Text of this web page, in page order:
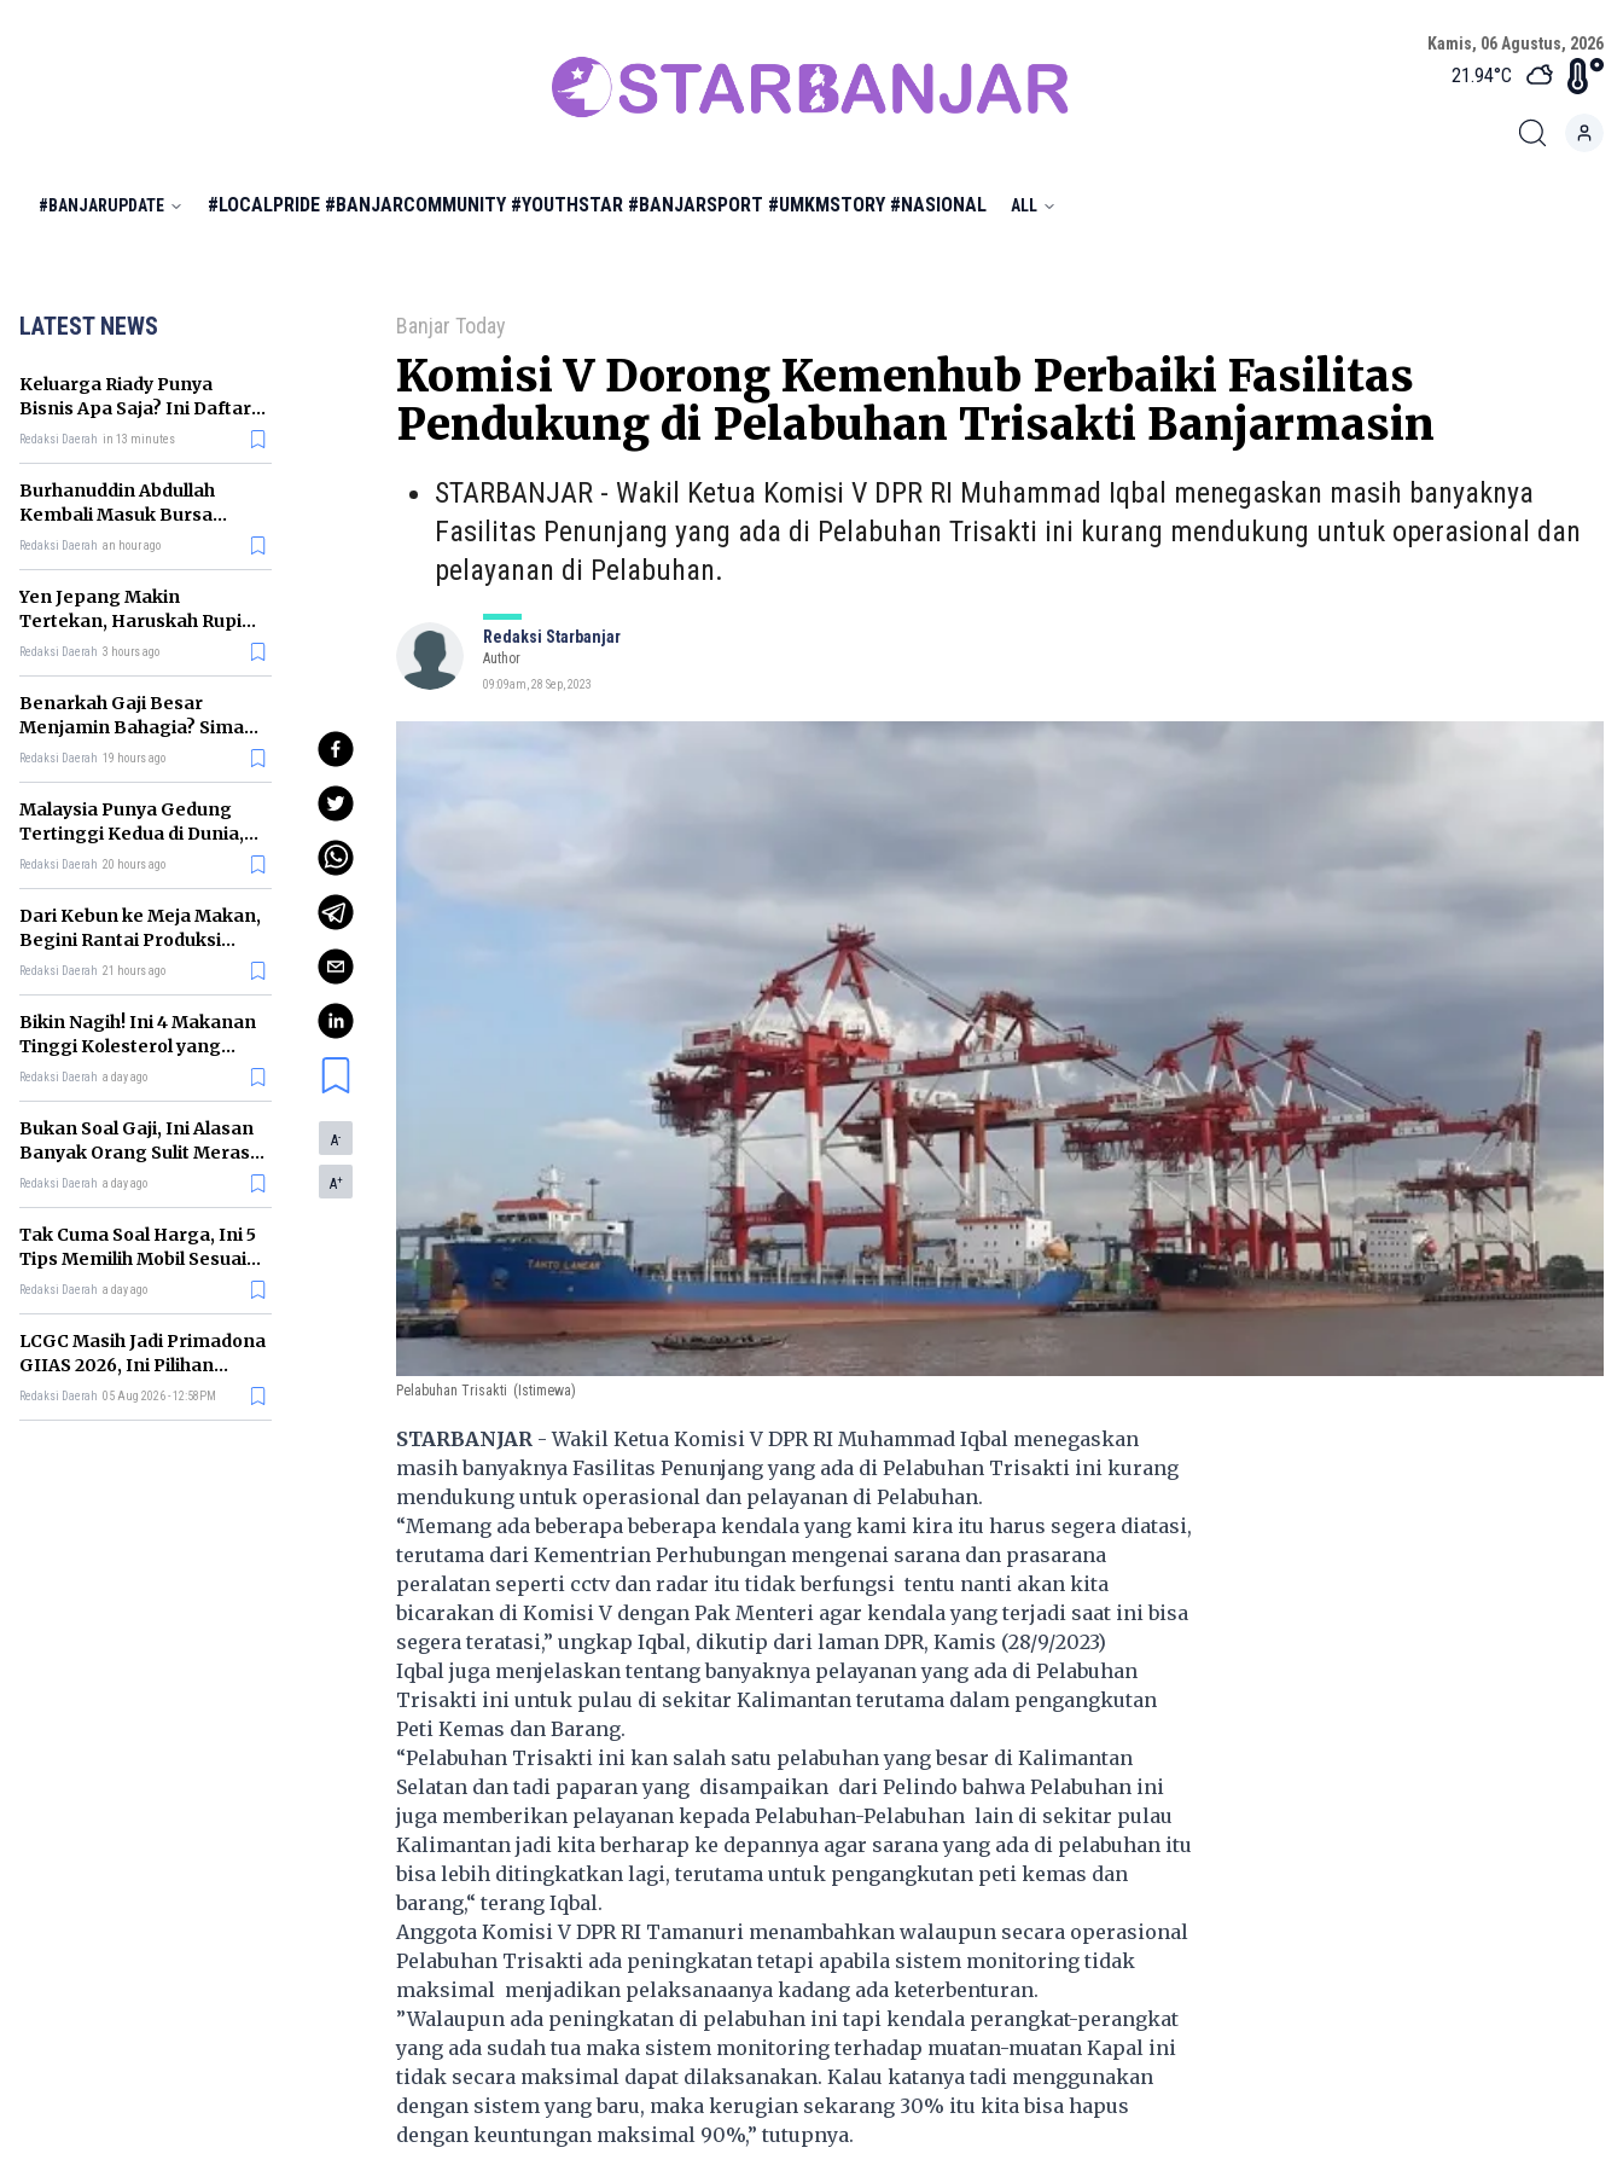
Kamis, 06 Agustus, 2026
21.94°C
#BANJARUPDATE #LOCALPRIDE #BANJARCOMMUNITY #YOUTHSTAR #BANJARSPORT #UMKMSTORY #NASIONAL ALL
LATEST NEWS
Keluarga Riady Punya
Bisnis Apa Saja? Ini Daftar
Kerajaan Usahanya
Redaksi Daerah in 13 minutes
Burhanuddin Abdullah
Kembali Masuk Bursa
Gubernur BI, Ini Rekam
Redaksi Daerah an hour ago
Yen Jepang Makin
Tertekan, Haruskah Rupiah
Ikut Khawatir?
Redaksi Daerah 3 hours ago
Benarkah Gaji Besar
Menjamin Bahagia? Simak
Penjelasan Ilmu Ekonomi
Redaksi Daerah 19 hours ago
Malaysia Punya Gedung
Tertinggi Kedua di Dunia,
Ini Daftar Lengkap 2026
Redaksi Daerah 20 hours ago
Dari Kebun ke Meja Makan,
Begini Rantai Produksi
Sawit di Indonesia
Redaksi Daerah 21 hours ago
Bikin Nagih! Ini 4 Makanan
Tinggi Kolesterol yang
Sebaiknya Dikurangi
Redaksi Daerah a day ago
Bukan Soal Gaji, Ini Alasan
Banyak Orang Sulit Merasa
Cukup
Redaksi Daerah a day ago
Tak Cuma Soal Harga, Ini 5
Tips Memilih Mobil Sesuai
Kebutuhan
Redaksi Daerah a day ago
LCGC Masih Jadi Primadona
GIIAS 2026, Ini Pilihan
Terbaiknya
Redaksi Daerah 05 Aug 2026 - 12:58PM
Banjar Today
Komisi V Dorong Kemenhub Perbaiki Fasilitas
Pendukung di Pelabuhan Trisakti Banjarmasin
STARBANJAR - Wakil Ketua Komisi V DPR RI Muhammad Iqbal menegaskan masih banyaknya
Fasilitas Penunjang yang ada di Pelabuhan Trisakti ini kurang mendukung untuk operasional dan
pelayanan di Pelabuhan.
Redaksi Starbanjar
Author
09:09am, 28 Sep, 2023
A-
A+
Pelabuhan Trisakti (Istimewa)
STARBANJAR - Wakil Ketua Komisi V DPR RI Muhammad Iqbal menegaskan
masih banyaknya Fasilitas Penunjang yang ada di Pelabuhan Trisakti ini kurang
mendukung untuk operasional dan pelayanan di Pelabuhan.
“Memang ada beberapa beberapa kendala yang kami kira itu harus segera diatasi,
terutama dari Kementrian Perhubungan mengenai sarana dan prasarana
peralatan seperti cctv dan radar itu tidak berfungsi tentu nanti akan kita
bicarakan di Komisi V dengan Pak Menteri agar kendala yang terjadi saat ini bisa
segera teratasi,” ungkap Iqbal, dikutip dari laman DPR, Kamis (28/9/2023)
Iqbal juga menjelaskan tentang banyaknya pelayanan yang ada di Pelabuhan
Trisakti ini untuk pulau di sekitar Kalimantan terutama dalam pengangkutan
Peti Kemas dan Barang.
“Pelabuhan Trisakti ini kan salah satu pelabuhan yang besar di Kalimantan
Selatan dan tadi paparan yang disampaikan dari Pelindo bahwa Pelabuhan ini
juga memberikan pelayanan kepada Pelabuhan-Pelabuhan lain di sekitar pulau
Kalimantan jadi kita berharap ke depannya agar sarana yang ada di pelabuhan itu
bisa lebih ditingkatkan lagi, terutama untuk pengangkutan peti kemas dan
barang,“ terang Iqbal.
Anggota Komisi V DPR RI Tamanuri menambahkan walaupun secara operasional
Pelabuhan Trisakti ada peningkatan tetapi apabila sistem monitoring tidak
maksimal menjadikan pelaksanaanya kadang ada keterbenturan.
”Walaupun ada peningkatan di pelabuhan ini tapi kendala perangkat-perangkat
yang ada sudah tua maka sistem monitoring terhadap muatan-muatan Kapal ini
tidak secara maksimal dapat dilaksanakan. Kalau katanya tadi menggunakan
dengan sistem yang baru, maka kerugian sekarang 30% itu kita bisa hapus
dengan keuntungan maksimal 90%,” tutupnya.